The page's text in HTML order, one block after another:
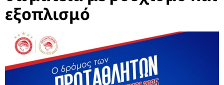
εξοπλισμό